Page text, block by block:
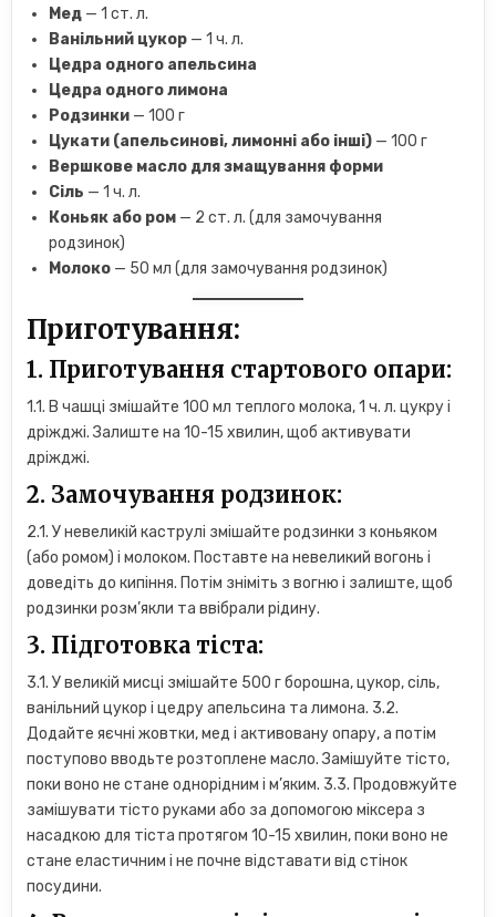
Мед — 1 ст. л.
Ванільний цукор — 1 ч. л.
Цедра одного апельсина
Цедра одного лимона
Родзинки — 100 г
Цукати (апельсинові, лимонні або інші) — 100 г
Вершкове масло для змащування форми
Сіль — 1 ч. л.
Коньяк або ром — 2 ст. л. (для замочування
родзинок)
Молоко — 50 мл (для замочування родзинок)
Приготування:
1. Приготування стартового опари:
1.1. В чашці змішайте 100 мл теплого молока, 1 ч. л. цукру і
дріжджі. Залиште на 10-15 хвилин, щоб активувати
дріжджі.
2. Замочування родзинок:
2.1. У невеликій каструлі змішайте родзинки з коньяком
(або ромом) і молоком. Поставте на невеликий вогонь і
доведіть до кипіння. Потім зніміть з вогню і залиште, щоб
родзинки розм’якли та ввібрали рідину.
3. Підготовка тіста:
3.1. У великій мисці змішайте 500 г борошна, цукор, сіль,
ванільний цукор і цедру апельсина та лимона. 3.2.
Додайте яєчні жовтки, мед і активовану опару, а потім
поступово вводьте розтоплене масло. Замішуйте тісто,
поки воно не стане однорідним і м’яким. 3.3. Продовжуйте
замішувати тісто руками або за допомогою міксера з
насадкою для тіста протягом 10-15 хвилин, поки воно не
стане еластичним і не почне відставати від стінок
посудини.